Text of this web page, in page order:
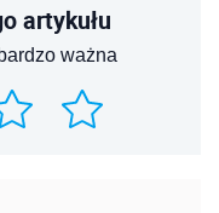
artykułu
ważna